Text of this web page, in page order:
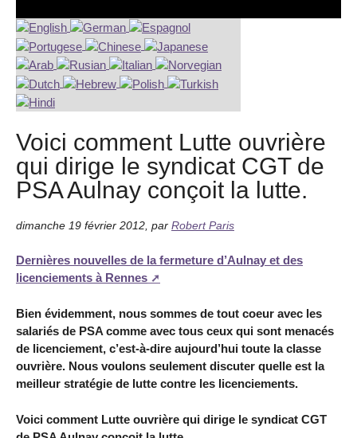
Voici comment Lutte ouvrière
qui dirige le syndicat CGT de
PSA Aulnay conçoit la lutte.
dimanche 19 février 2012 par Robert Paris
Dernières nouvelles de la fermeture d’Aulnay et des
licenciements à Rennes
Bien évidemment, nous sommes de tout coeur avec les
salariés de PSA comme avec tous ceux qui sont menacés
de licenciement, c’est-à-dire aujourd’hui toute la classe
ouvrière. Nous voulons seulement discuter quelle est la
meilleur stratégie de lutte contre les licenciements.
Voici comment Lutte ouvrière qui dirige le syndicat CGT